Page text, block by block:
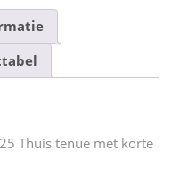
k
e
dI
e
n
Thuis tenue met korte